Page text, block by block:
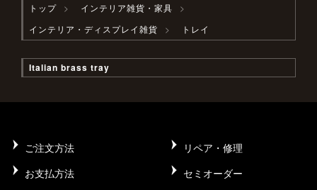
トップ
インテリア雑貨・家具
インテリア・ディスプレイ雑貨
トレイ
Italian brass tray
ご注文方法
リペア・修理
お支払方法
セミオーダー